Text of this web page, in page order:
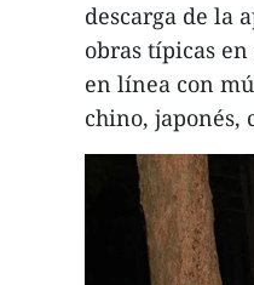
descarga de la
obras típicas
en línea con
chino, japonés,